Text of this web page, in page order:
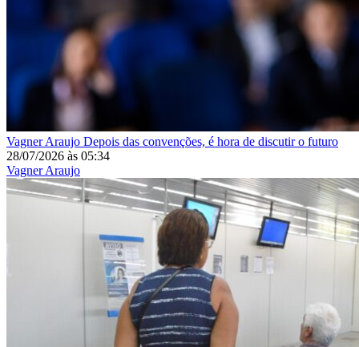
Vagner Araujo Depois das convenções, é hora de discutir o futuro
28/07/2026 às 05:34
Vagner Araujo